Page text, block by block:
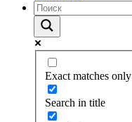
Exact matches only
Search in title